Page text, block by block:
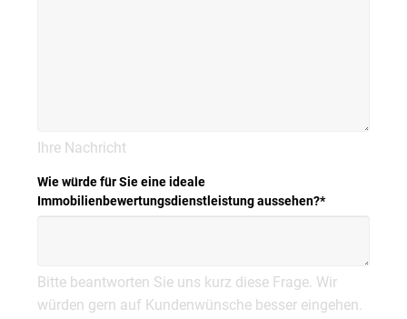
Ihre Nachricht
Wie würde für Sie eine ideale
Immobilienbewertungsdienstleistung aussehen?*
Bitte beantworten Sie uns kurz diese Frage. Wir
würden gern auf Kundenwünsche besser eingehen.